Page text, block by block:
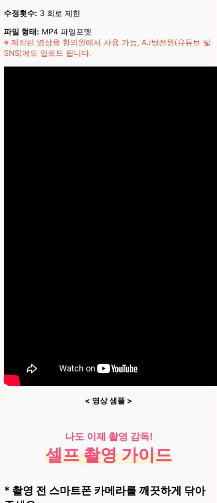
수정횟수: 3 회로 제한
파일 형태: MP4 파일포멧
※ 제작된 영상을 한의원에서 사용 가능, AJ탕전원(유튜브 및
SNS)에도 업로드 됩니다.
< 영상 샘플 >
나도 이제 촬영 감독!
셀프 촬영 가이드
* 촬영 전 스마트폰 카메라를 깨끗하게 닦아